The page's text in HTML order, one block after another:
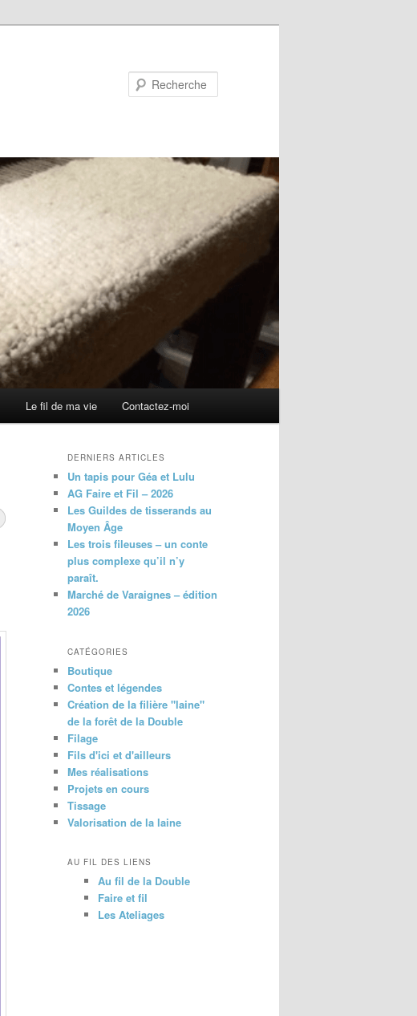
Le fil de ma vie Contactez-moi
DERNIERS ARTICLES
Un tapis pour Géa et Lulu
AG Faire et Fil – 2026
Les Guildes de tisserands au
Moyen Âge
Les trois fileuses – un conte
plus complexe qu’il n’y
paraît.
Marché de Varaignes – édition
2026
CATÉGORIES
Boutique
Contes et légendes
Création de la filière "laine"
de la forêt de la Double
Filage
Fils d'ici et d'ailleurs
Mes réalisations
Projets en cours
Tissage
Valorisation de la laine
AU FIL DES LIENS
Au fil de la Double
Faire et fil
Les Ateliages